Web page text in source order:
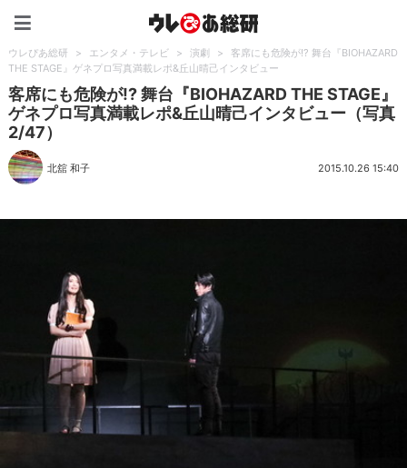
ウレぴあ総研 > エンタメ・テレビ > 演劇 >
客席にも危険が!? 舞台『BIOHAZARD
THE STAGE』ゲネプロ写真満載レポ&丘山晴己インタビュー
客席にも危険が!? 舞台『BIOHAZARD THE STAGE』
ゲネプロ写真満載レポ&丘山晴己インタビュー（写真
2/47）
北舘 和子 2015.10.26 15:40